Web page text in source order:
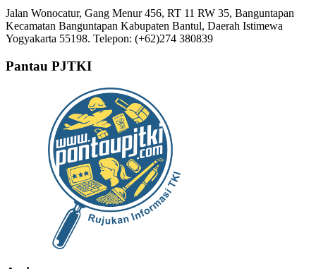
Jalan Wonocatur, Gang Menur 456, RT 11 RW 35, Banguntapan
Kecamatan Banguntapan Kabupaten Bantul, Daerah Istimewa
Yogyakarta 55198. Telepon: (+62)274 380839
Pantau PJTKI